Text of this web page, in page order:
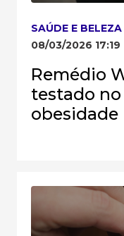
SAÚDE E BELEZA
08/03/2026 17:19
Remédio
testado no
obesidade